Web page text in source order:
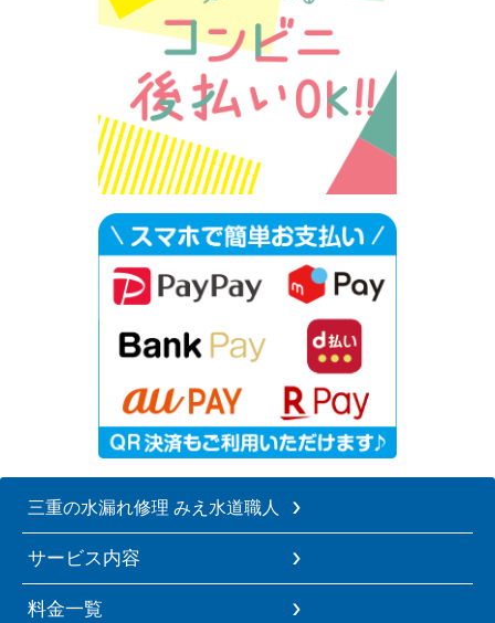
三重の水漏れ修理 みえ水道職人
サービス内容
料金一覧